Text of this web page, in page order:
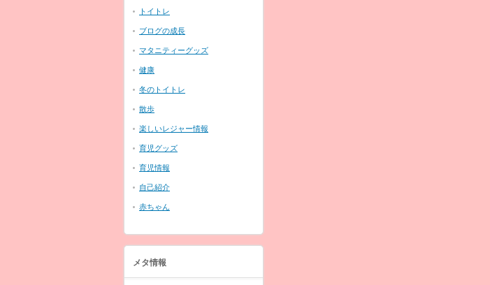
トイトレ
ブログの成長
マタニティーグッズ
健康
冬のトイトレ
散歩
楽しいレジャー情報
育児グッズ
育児情報
自己紹介
赤ちゃん
メタ情報